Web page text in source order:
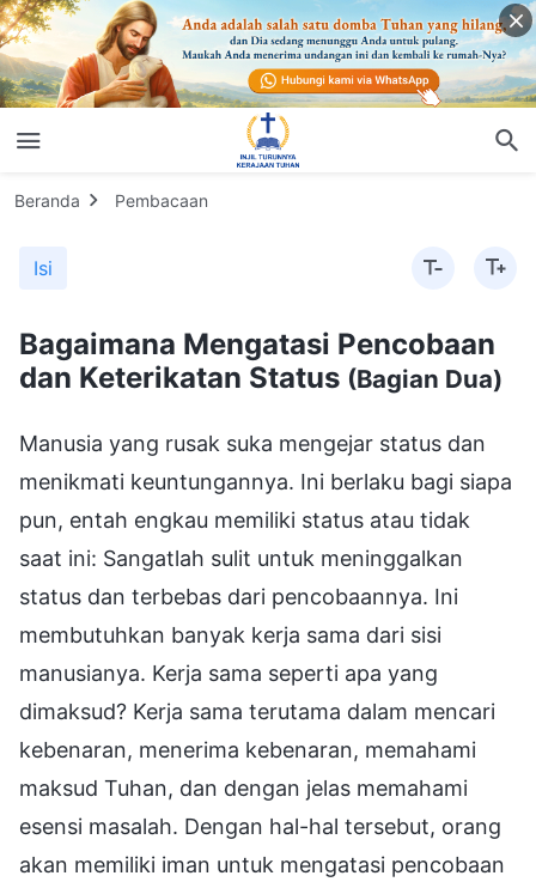
Beranda Pembacaan
Isi
Bagaimana Mengatasi Pencobaan
dan Keterikatan Status (Bagian Dua)
Manusia yang rusak suka mengejar status dan
menikmati keuntungannya. Ini berlaku bagi siapa
pun, entah engkau memiliki status atau tidak
saat ini: Sangatlah sulit untuk meninggalkan
status dan terbebas dari pencobaannya. Ini
membutuhkan banyak kerja sama dari sisi
manusianya. Kerja sama seperti apa yang
dimaksud? Kerja sama terutama dalam mencari
kebenaran, menerima kebenaran, memahami
maksud Tuhan, dan dengan jelas memahami
esensi masalah. Dengan hal-hal tersebut, orang
akan memiliki iman untuk mengatasi pencobaan